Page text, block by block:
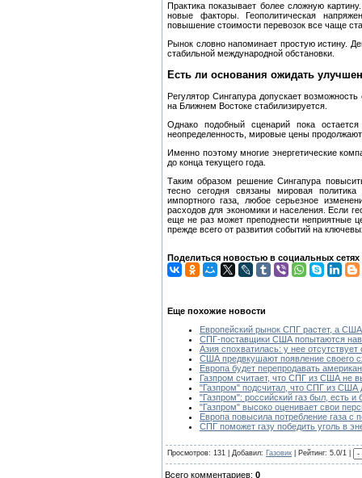
Практика показывает более сложную
новые факторы. Геополитическая
повышение стоимости перевозок все чаще
Рынок словно напоминает простую истину.
стабильной международной обстановки.
Есть ли основания ожидать
Регулятор Сингапура допускает
на Ближнем Востоке стабилизируется.
Однако подобный сценарий пока
неопределенность, мировые цены
Именно поэтому многие энергетические
до конца текущего года.
Таким образом решение Сингапура
тесно сегодня связаны мировая
импортного газа, любое серьезное
расходов для экономики и населения. Если
еще не раз может преподнести неприятные
прежде всего от развития событий на
Поделиться новостью в социальных сетях
Еще похожие новости
Европейский рынок СПГ растет, а
СПГ-поставщики США попытаются
Азия спохватилась: у нее
США предвкушают появление своего
Европа будет перепродавать
Газпром считает, что СПГ из США не
"Газпром" подсчитал, что СПГ из США
"Газпром": российский газ был, есть и
"Газпром" высоко оценивает свои
Европа повысила потребление газа
СПГ поможет газу победить уголь в
Просмотров: 131 | Добавил: Газовик | Рейтинг: 5.0/1 |
Всего комментариев: 0